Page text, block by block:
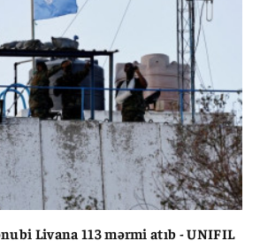
Livana 113 mərmi atıb - UNIFIL